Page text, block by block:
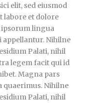
elit, sed eiusmod
labore et dolore
ipsorum lingua
appellantur. Nihilne
Palati, nihil
legem facit qui id
Magna pars
quaerimus. Nihilne
Palati, nihil